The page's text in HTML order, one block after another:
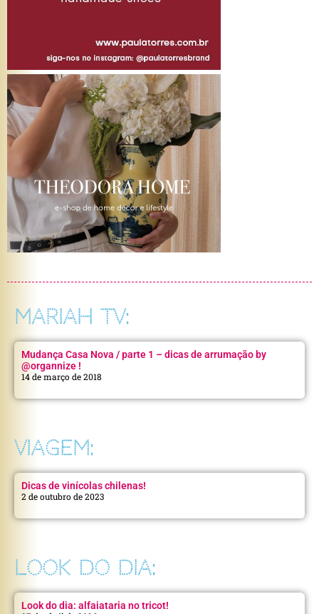
MARIAH TV:
Mudança Casa Nova / parte 1 – dicas de arrumação by
@organnize !
14 de março de 2018
VIAGEM:
Dicas de vinícolas chilenas!
2 de outubro de 2023
LOOK DO DIA:
Look do dia: alfaiataria no tricot!